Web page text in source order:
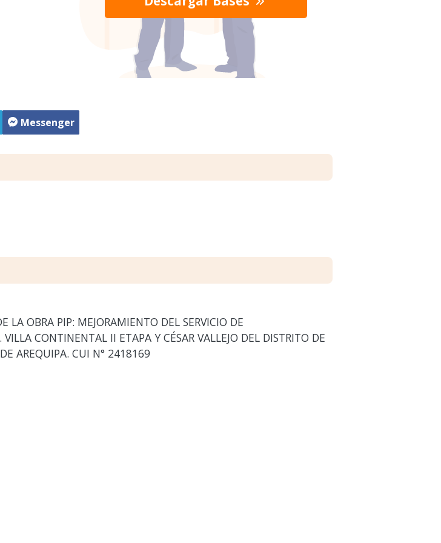
Messenger
LA OBRA PIP: MEJORAMIENTO DEL SERVICIO DE
CONTINENTAL II ETAPA Y CÉSAR VALLEJO DEL DISTRITO DE
AREQUIPA. CUI N° 2418169